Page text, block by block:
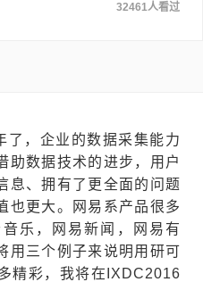
32461人看过
了，企业的数据采集能力
助数据技术的进步，用户
息、拥有了更全面的问题
也更大。网易系产品很多
乐，网易新闻，网易有
用三个例子来说明用研可
精彩，我将在IXDC2016